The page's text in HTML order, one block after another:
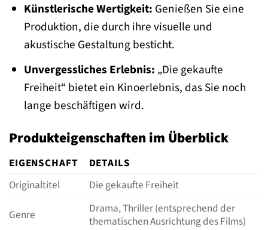
Künstlerische Wertigkeit: Genießen Sie eine
Produktion, die durch ihre visuelle und
akustische Gestaltung besticht.
Unvergessliches Erlebnis: „Die gekaufte
Freiheit“ bietet ein Kinoerlebnis, das Sie noch
lange beschäftigen wird.
Produkteigenschaften im Überblick
EIGENSCHAFT
DETAILS
Originaltitel
Die gekaufte Freiheit
Genre
Drama, Thriller (entsprechend der
thematischen Ausrichtung des Films)